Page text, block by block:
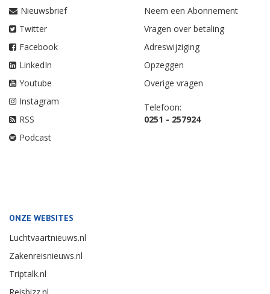
Nieuwsbrief
Twitter
Facebook
LinkedIn
Youtube
Instagram
RSS
Podcast
Neem een Abonnement
Vragen over betaling
Adreswijziging
Opzeggen
Overige vragen
Telefoon:
0251 - 257924
ONZE WEBSITES
Luchtvaartnieuws.nl
Zakenreisnieuws.nl
Triptalk.nl